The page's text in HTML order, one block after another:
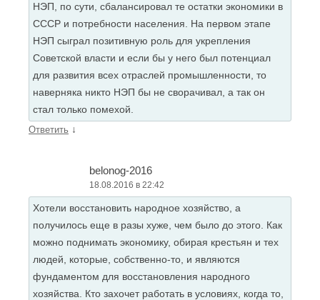
НЭП, по сути, сбалансировал те остатки экономики в
СССР и потребности населения. На первом этапе
НЭП сыграл позитивную роль для укрепления
Советской власти и если бы у него был потенциал
для развития всех отраслей промышленности, то
наверняка никто НЭП бы не сворачивал, а так он
стал только помехой.
Ответить ↓
belonog-2016
18.08.2016 в 22:42
Хотели восстановить народное хозяйство, а
получилось еще в разы хуже, чем было до этого. Как
можно поднимать экономику, обирая крестьян и тех
людей, которые, собственно-то, и являются
фундаментом для восстановления народного
хозяйства. Кто захочет работать в условиях, когда то,